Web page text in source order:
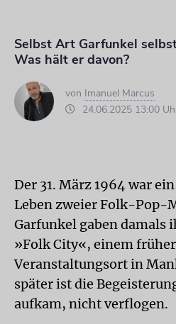
Selbst Art Garfunkel
Was hält er davon?
von Imanuel Marcus
24.06.2025 13:00
Der 31. März 1964 war
Leben zweier Folk-Pop-
Garfunkel gaben damals
»Folk City«, einem
Veranstaltungsort in
später ist die
aufkam, nicht verflogen.